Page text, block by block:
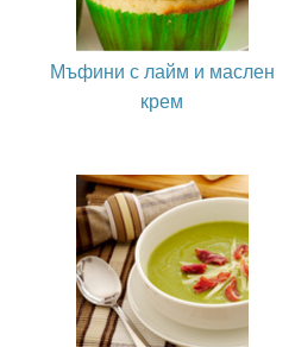
Мъфини с лайм и маслен
крем